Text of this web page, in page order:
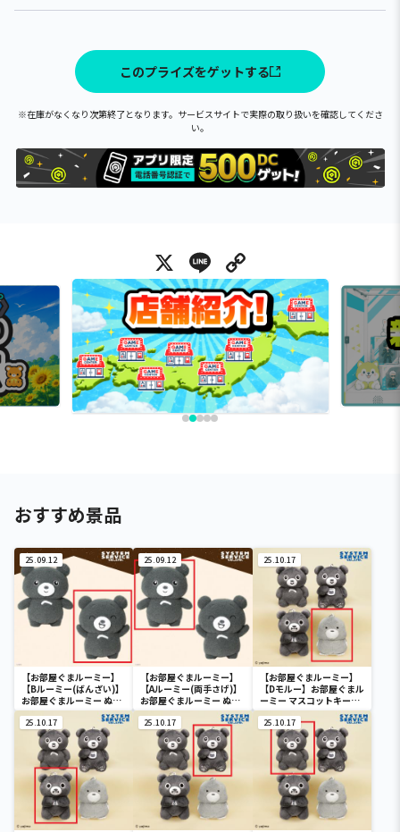
このプライズをゲットする
※在庫がなくなり次第終了となります。サービスサイトで実際の取り扱いを確認してくださ
い。
X Line
おすすめ景品
25.09.12
【お部屋ぐまルーミー】
【Bルーミー(ばんざい)】
お部屋ぐまルーミー ぬい
ぐるみBIG
25.09.12
【お部屋ぐまルーミー】
【Aルーミー(両手さげ)】
お部屋ぐまルーミー ぬい
ぐるみBIG
25.10.17
【お部屋ぐまルーミー】
【Dモルー】お部屋ぐまル
ーミー マスコットキーチ
ェーン
25.10.17 25.10.17 25.10.17